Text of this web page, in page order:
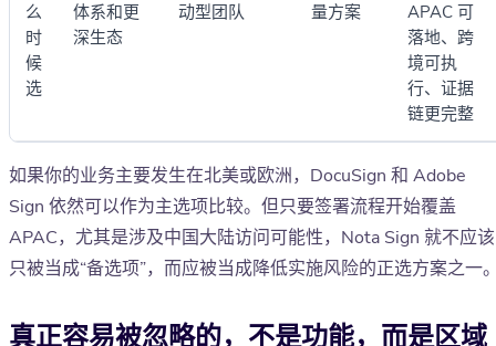
么
时
候
选
体系和更
深生态
动型团队
量方案
APAC 可
落地、跨
境可执
行、证据
链更完整
如果你的业务主要发生在北美或欧洲，DocuSign 和 Adobe
Sign 依然可以作为主选项比较。但只要签署流程开始覆盖
APAC，尤其是涉及中国大陆访问可能性，Nota Sign 就不应该
只被当成“备选项”，而应被当成降低实施风险的正选方案之一
真正容易被忽略的，不是功能，而是区域